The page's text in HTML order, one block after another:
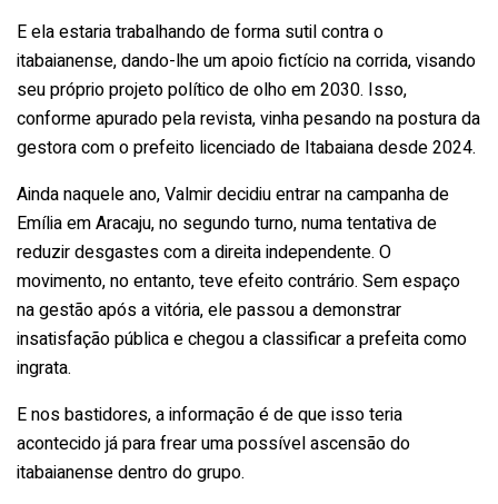
E ela estaria trabalhando de forma sutil contra o
itabaianense, dando-lhe um apoio fictício na corrida, visando
seu próprio projeto político de olho em 2030. Isso,
conforme apurado pela revista, vinha pesando na postura da
gestora com o prefeito licenciado de Itabaiana desde 2024.
Ainda naquele ano, Valmir decidiu entrar na campanha de
Emília em Aracaju, no segundo turno, numa tentativa de
reduzir desgastes com a direita independente. O
movimento, no entanto, teve efeito contrário. Sem espaço
na gestão após a vitória, ele passou a demonstrar
insatisfação pública e chegou a classificar a prefeita como
ingrata.
E nos bastidores, a informação é de que isso teria
acontecido já para frear uma possível ascensão do
itabaianense dentro do grupo.